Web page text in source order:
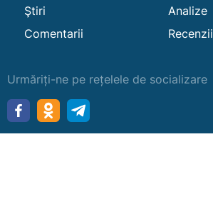
Ştiri
Analize
Comentarii
Recenzii
Urmăriți-ne pe rețelele de socializare